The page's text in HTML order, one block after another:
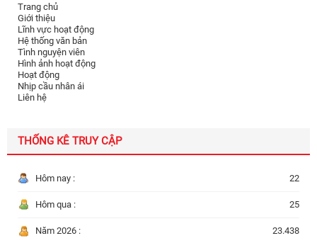
Trang chủ
Giới thiệu
Lĩnh vực hoạt động
Hệ thống văn bản
Tình nguyện viên
Hình ảnh hoạt động
Hoạt động
Nhịp cầu nhân ái
Liên hệ
THỐNG KÊ TRUY CẬP
Hôm nay : 22
Hôm qua : 25
Năm 2026 : 23.438